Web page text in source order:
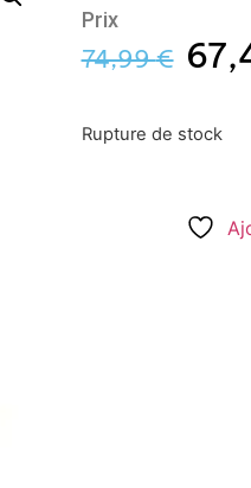
Prix
74,99€
Rupture de stock